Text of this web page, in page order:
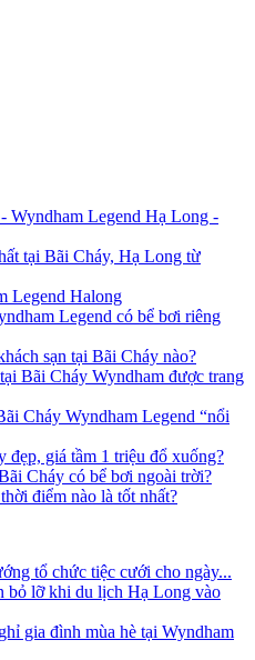
Wyndham Legend Hạ Long -
tại Bãi Cháy, Hạ Long từ
Legend Halong
Legend có bể bơi riêng
sạn tại Bãi Cháy nào?
Bãi Cháy Wyndham được trang
Cháy Wyndham Legend “nổi
đẹp, giá tầm 1 triệu đổ xuống?
Cháy có bể bơi ngoài trời?
điểm nào là tốt nhất?
tổ chức tiệc cưới cho ngày...
bỏ lỡ khi du lịch Hạ Long vào
gia đình mùa hè tại Wyndham